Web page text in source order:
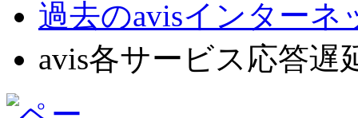
過去のavisインターネ
avis各サービス応答遅